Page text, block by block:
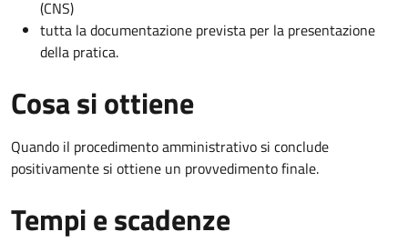
(CNS)
tutta la documentazione prevista per la presentazione
della pratica.
Cosa si ottiene
Quando il procedimento amministrativo si conclude
positivamente si ottiene un provvedimento finale.
Tempi e scadenze